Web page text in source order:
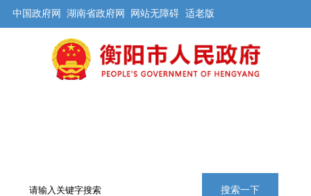
中国政府网 湖南省政府网 网站无障碍 适老版
搜索一下